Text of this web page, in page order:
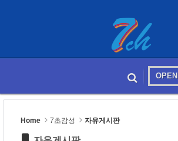
메뉴 건너뛰기
본문시작
Home 7초감성 자유게시판
Sketchbook5, 스케치북5
Sketchbook5, 스케치북5